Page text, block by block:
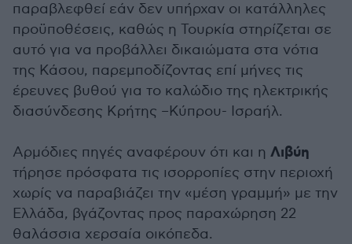
παραβλεφθεί εάν δεν υπήρχαν οι κατάλληλες
προϋποθέσεις, καθώς η Τουρκία στηρίζεται σε
αυτό για να προβάλλει δικαιώματα στα νότια
της Κάσου, παρεμποδίζοντας επί μήνες τις
έρευνες βυθού για το καλώδιο της ηλεκτρικής
διασύνδεσης Κρήτης –Κύπρου- Ισραήλ.
Αρμόδιες πηγές αναφέρουν ότι και η Λιβύη
τήρησε πρόσφατα τις ισορροπίες στην περιοχή
χωρίς να παραβιάζει την «μέση γραμμή» με την
Ελλάδα, βγάζοντας προς παραχώρηση 22
θαλάσσια χερσαία οικόπεδα.